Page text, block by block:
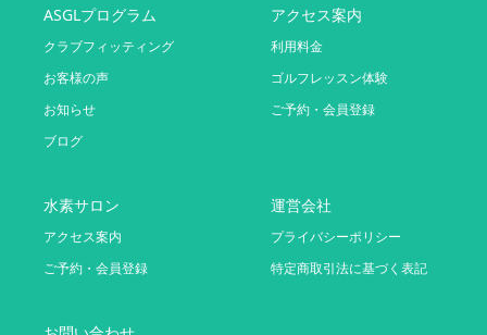
ASGLプログラム
クラブフィッティング
お客様の声
お知らせ
ブログ
アクセス案内
利用料金
ゴルフレッスン体験
ご予約・会員登録
水素サロン
アクセス案内
ご予約・会員登録
運営会社
プライバシーポリシー
特定商取引法に基づく表記